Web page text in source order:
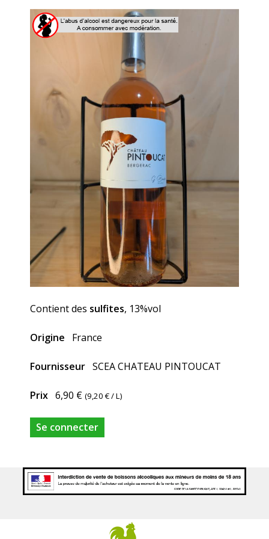
Contient des sulfites, 13%vol
Origine France
Fournisseur SCEA CHATEAU PINTOUCAT
Prix 6,90 € (9,20 €/ L)
Se connecter